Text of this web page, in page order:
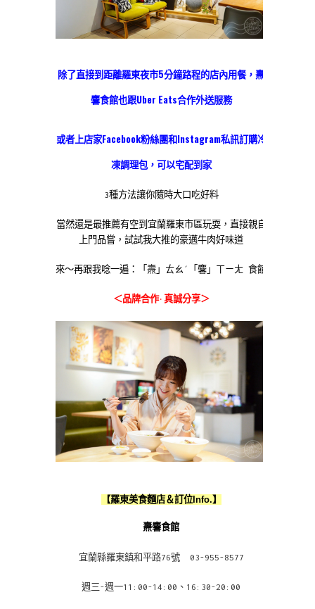
除了直接到距離羅東夜市5分鐘路程的店內用餐，燾
麘食館也跟Uber Eats合作外送服務
或者上店家Facebook粉絲團和Instagram私訊訂購冷
凍調理包，可以宅配到家
3種方法讓你隨時大口吃好料
當然還是最推薦有空到宜蘭羅東市區玩耍，直接親自
上門品嘗，試試我大推的豪邁牛肉好味道
來～再跟我唸一遍：「燾」ㄊㄠˊ「麘」ㄒㄧㄤ 食館
＜品牌合作·真誠分享＞
【羅東美食麵店＆訂位Info.】
燾麘食館
宜蘭縣羅東鎮和平路76號 03-955-8577
週三-週一11:00-14:00、16:30-20:00